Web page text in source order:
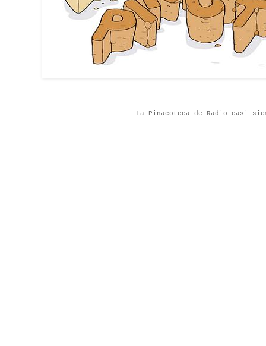
La Pinacoteca de Radio casi